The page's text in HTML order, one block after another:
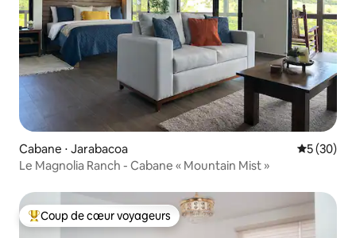
Cabane ⋅ Jarabacoa
5 (30)
Le Magnolia Ranch - Cabane « Mountain Mist »
Coups de cœur voyageurs les plus appréciés
Coup de cœur voyageurs